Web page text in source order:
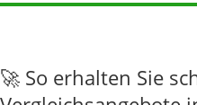
🚀 So erhalten Sie